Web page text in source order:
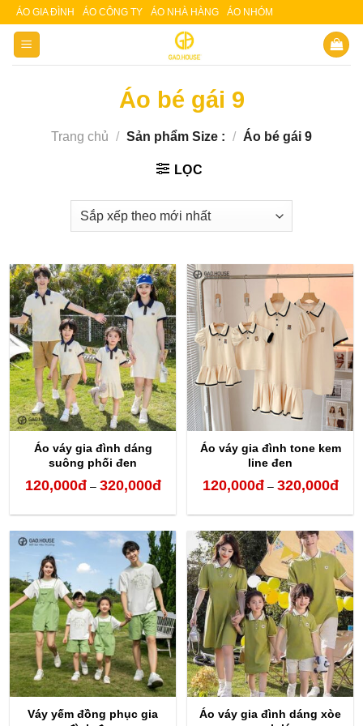
Skip
content
ÁO GIA ĐÌNH ÁO CÔNG TY ÁO NHÀ HÀNG ÁO NHÓM
Áo bé gái 9
Trang chủ / Sản phẩm Size : / Áo bé gái 9
LỌC
Áo váy gia đình dáng
suông phối đen
120,000đ – 320,000đKhoảng
từ
120,000đ
đến
320,000đ
Áo váy gia đình tone kem
line đen
120,000đ – 320,000đ
từ
đến
Váy yếm đồng phục gia
Áo váy gia đình dáng xòe